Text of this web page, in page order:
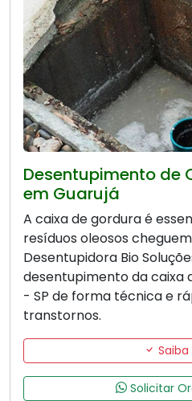
Desentupimento de
em Guarujá
A caixa de gordura é
resíduos oleosos
Desentupidora Bio
desentupimento da caixa
- SP de forma técnica e
transtornos.
Saiba
Solicitar